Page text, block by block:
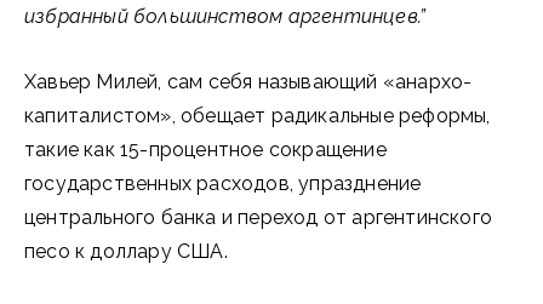
избранный большинством аргентинцев.”
Хавьер Милей, сам себя называющий «анархо-
капиталистом», обещает радикальные реформы,
такие как 15-процентное сокращение
государственных расходов, упразднение
центрального банка и переход от аргентинского
песо к доллару США.